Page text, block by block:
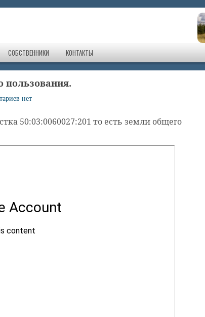
СОБСТВЕННИКИ КОНТАКТЫ
пользования.
нет
50:03:0060027:201 то есть земли общего